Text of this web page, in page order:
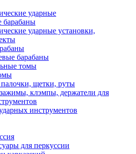
ударные
барабаны
ударные установки,
барабаны
томы
щетки, руты
клэмпы, держатели для
инструментов
для перкуссии